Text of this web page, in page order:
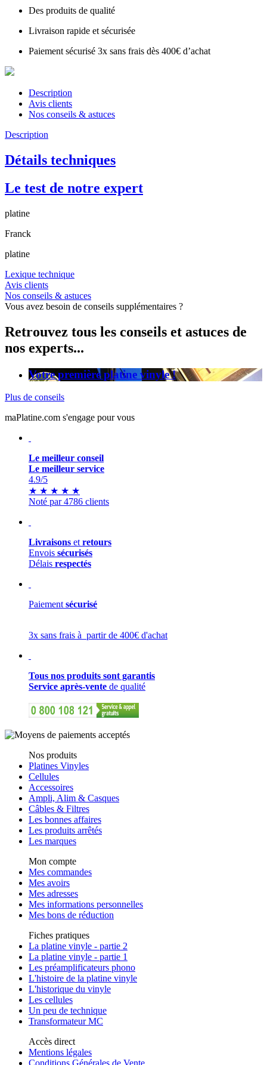
Des produits de qualité
Livraison rapide et sécurisée
Paiement sécurisé 3x sans frais dès 400€ d’achat
Description
Avis clients
Nos conseils & astuces
Description
Détails techniques
Le test de notre expert
platine
Franck
platine
Lexique technique
Avis clients
Nos conseils & astuces
Vous avez besoin de conseils supplémentaires ?
Retrouvez tous les conseils et astuces de
nos experts...
Votre première platine vinyle !
Plus de conseils
maPlatine.com s'engage pour vous
Le meilleur conseil
Le meilleur service
4.9/5
★ ★ ★ ★ ★
Noté par 4786 clients
Livraisons et retours
Envois sécurisés
Délais respectés
Paiement sécurisé
3x sans frais à partir de 400€ d'achat
Tous nos produits sont garantis
Service après-vente de qualité
Nos produits
Platines Vinyles
Cellules
Accessoires
Ampli, Alim & Casques
Câbles & Filtres
Les bonnes affaires
Les produits arrêtés
Les marques
Mon compte
Mes commandes
Mes avoirs
Mes adresses
Mes informations personnelles
Mes bons de réduction
Fiches pratiques
La platine vinyle - partie 2
La platine vinyle - partie 1
Les préamplificateurs phono
L'histoire de la platine vinyle
L'historique du vinyle
Les cellules
Un peu de technique
Transformateur MC
Accès direct
Mentions légales